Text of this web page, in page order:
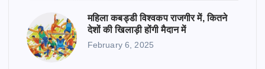
महिला कबड्डी विश्वकप राजगीर में, कितने
देशों की खिलाड़ी होंगी मैदान में
February 6, 2025